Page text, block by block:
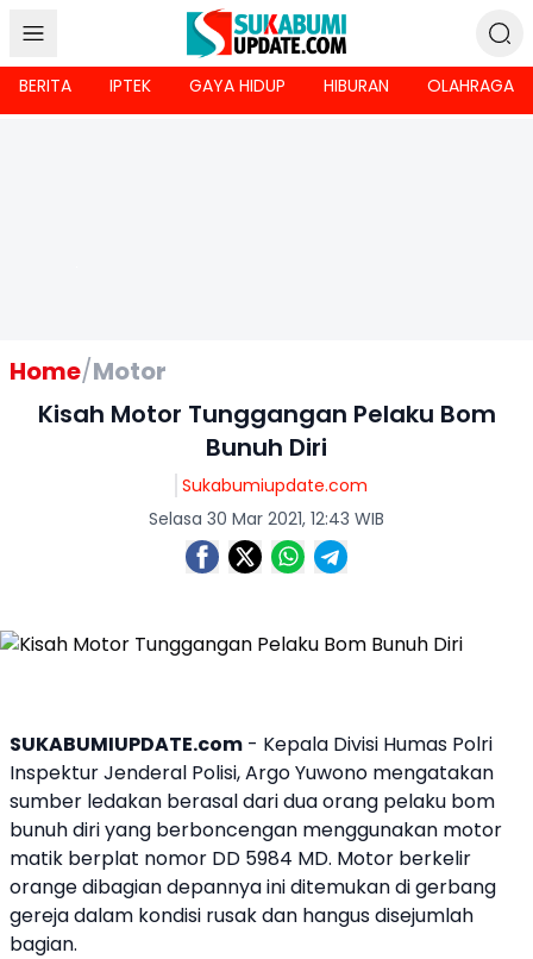
BERITA IPTEK GAYA HIDUP HIBURAN OLAHRAGA
Home/Motor
Kisah Motor Tunggangan Pelaku Bom
Bunuh Diri
Sukabumiupdate.com
Selasa 30 Mar 2021, 12:43 WIB
SUKABUMIUPDATE.com - Kepala Divisi Humas Polri
Inspektur Jenderal Polisi, Argo Yuwono mengatakan
sumber ledakan berasal dari dua orang pelaku bom
bunuh diriyang berboncengan menggunakan motor
matik berplat nomor DD 5984 MD. Motor berkelir
orange dibagian depannya ini ditemukan di gerbang
gereja dalam kondisi rusak dan hangus disejumlah
bagian.